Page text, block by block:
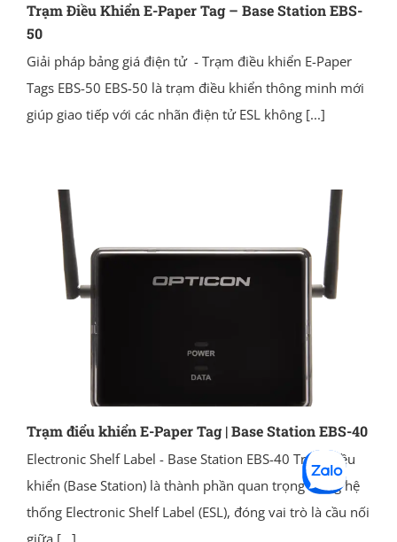
Trạm Điều Khiển E-Paper Tag – Base Station EBS-
50
Giải pháp bảng giá điện tử - Trạm điều khiển E-Paper
Tags EBS-50 EBS-50 là trạm điều khiển thông minh mới
giúp giao tiếp với các nhãn điện tử ESL không[...]
Trạm điểu khiển E-Paper Tag | Base Station EBS-40
Electronic Shelf Label - Base Station EBS-40 Trạm điều
khiển (Base Station) là thành phần quan trọng trong hệ
thống Electronic Shelf Label (ESL), đóng vai trò là cầu nối
giữa [...]